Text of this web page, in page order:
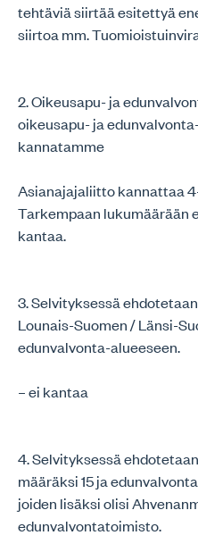
tehtäviä siirtää esitettyä
siirtoa mm.
2. Oikeusapu- ja
oikeusapu- ja
kannatamme
Asianajajaliitto kannattaa
Tarkempaan lukumäärään
kantaa.
3. Selvityksessä
Lounais-Suomen / Länsi-
edunvalvonta-alueeseen.
– ei kantaa
4. Selvityksessä
määräksi 15 ja
joiden lisäksi olisi
edunvalvontatoimisto.